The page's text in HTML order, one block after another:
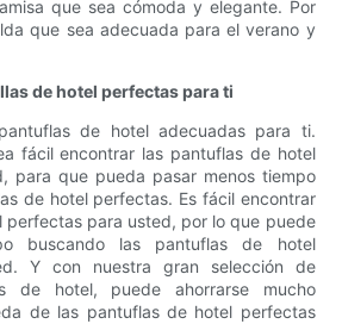
que sea cómoda y elegante. Por
que sea adecuada para el verano y
de hotel perfectas para ti
de hotel adecuadas para ti.
fácil encontrar las pantuflas de hotel
para que pueda pasar menos tiempo
de hotel perfectas. Es fácil encontrar
perfectas para usted, por lo que puede
buscando las pantuflas de hotel
Y con nuestra gran selección de
de hotel, puede ahorrarse mucho
de las pantuflas de hotel perfectas